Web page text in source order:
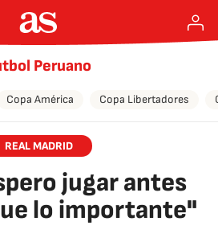
Peruano
Copa América Copa Libertadores
REAL MADRID
jugar antes
lo importante"